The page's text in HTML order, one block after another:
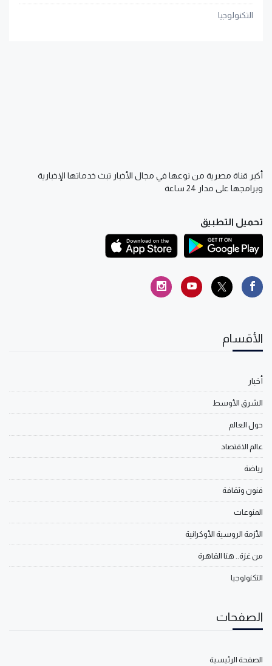
التكنولوجيا
أكبر قناة مصرية من نوعها في مجال الأخبار تبث خدماتها الإخبارية
وبرامجها على مدار 24 ساعة
تحميل التطبيق
الأقسام
أخبار
الشرق الأوسط
حول العالم
عالم الاقتصاد
رياضة
فنون وثقافة
المنوعات
الأزمة الروسية الأوكرانية
من غزة.. هنا القاهرة
التكنولوجيا
الصفحات
الصفحة الرئيسية